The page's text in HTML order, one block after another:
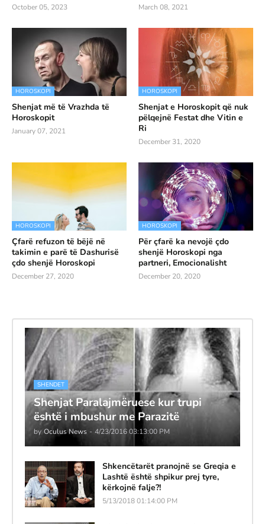
October 05, 2023 March 08, 2021
HOROSKOPI
Shenjat më të Vrazhda të
Horoskopit
January 07, 2021
HOROSKOPI
Shenjat e Horoskopit që nuk
pëlqejnë Festat dhe Vitin e
Ri
December 31, 2020
HOROSKOPI
Çfarë refuzon të bëjë në
takimin e parë të Dashurisë
çdo shenjë Horoskopi
December 27, 2020
HOROSKOPI
Për çfarë ka nevojë çdo
shenjë Horoskopi nga
partneri, Emocionalisht
December 20, 2020
SHENDET
Shenjat Paralajmëruese kur trupi
është i mbushur me Parazitë
by Oculus News - 4/23/2016 03:13:00 PM
Shkencëtarët pranojnë se Greqia e
Lashtë është shpikur prej tyre,
kërkojnë falje?!
5/13/2018 01:14:00 PM